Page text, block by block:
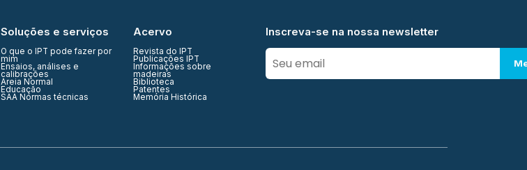
Soluções e serviços
O que o IPT pode fazer por
mim
Ensaios, análises e
calibrações
Areia Normal
Educação
SAA Normas técnicas
Acervo
Revista do IPT
Publicações IPT
Informações sobre
madeiras
Biblioteca
Patentes
Memória Histórica
Inscreva-se na nossa newsletter